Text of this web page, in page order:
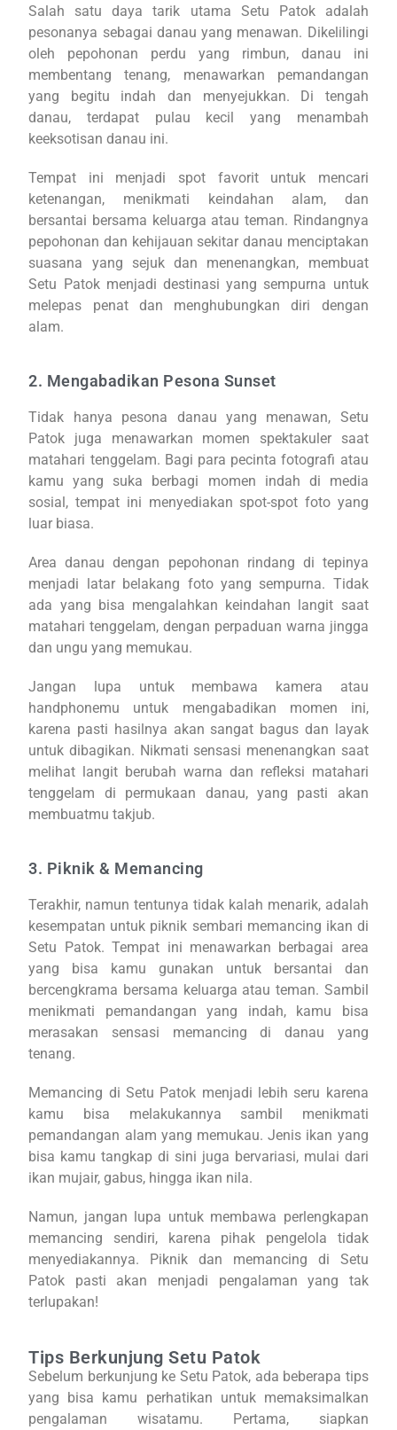
Salah satu daya tarik utama Setu Patok adalah
pesonanya sebagai danau yang menawan. Dikelilingi
oleh pepohonan perdu yang rimbun, danau ini
membentang tenang, menawarkan pemandangan
yang begitu indah dan menyejukkan. Di tengah
danau, terdapat pulau kecil yang menambah
keeksotisan danau ini.
Tempat ini menjadi spot favorit untuk mencari
ketenangan, menikmati keindahan alam, dan
bersantai bersama keluarga atau teman. Rindangnya
pepohonan dan kehijauan sekitar danau menciptakan
suasana yang sejuk dan menenangkan, membuat
Setu Patok menjadi destinasi yang sempurna untuk
melepas penat dan menghubungkan diri dengan
alam.
2. Mengabadikan Pesona Sunset
Tidak hanya pesona danau yang menawan, Setu
Patok juga menawarkan momen spektakuler saat
matahari tenggelam. Bagi para pecinta fotografi atau
kamu yang suka berbagi momen indah di media
sosial, tempat ini menyediakan spot-spot foto yang
luar biasa.
Area danau dengan pepohonan rindang di tepinya
menjadi latar belakang foto yang sempurna. Tidak
ada yang bisa mengalahkan keindahan langit saat
matahari tenggelam, dengan perpaduan warna jingga
dan ungu yang memukau.
Jangan lupa untuk membawa kamera atau
handphonemu untuk mengabadikan momen ini,
karena pasti hasilnya akan sangat bagus dan layak
untuk dibagikan. Nikmati sensasi menenangkan saat
melihat langit berubah warna dan refleksi matahari
tenggelam di permukaan danau, yang pasti akan
membuatmu takjub.
3. Piknik & Memancing
Terakhir, namun tentunya tidak kalah menarik, adalah
kesempatan untuk piknik sembari memancing ikan di
Setu Patok. Tempat ini menawarkan berbagai area
yang bisa kamu gunakan untuk bersantai dan
bercengkrama bersama keluarga atau teman. Sambil
menikmati pemandangan yang indah, kamu bisa
merasakan sensasi memancing di danau yang
tenang.
Memancing di Setu Patok menjadi lebih seru karena
kamu bisa melakukannya sambil menikmati
pemandangan alam yang memukau. Jenis ikan yang
bisa kamu tangkap di sini juga bervariasi, mulai dari
ikan mujair, gabus, hingga ikan nila.
Namun, jangan lupa untuk membawa perlengkapan
memancing sendiri, karena pihak pengelola tidak
menyediakannya. Piknik dan memancing di Setu
Patok pasti akan menjadi pengalaman yang tak
terlupakan!
Tips Berkunjung Setu Patok
Sebelum berkunjung ke Setu Patok, ada beberapa tips
yang bisa kamu perhatikan untuk memaksimalkan
pengalaman wisatamu. Pertama, siapkan